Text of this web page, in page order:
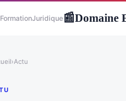
FormationJuridique📰Domaine
›Actu